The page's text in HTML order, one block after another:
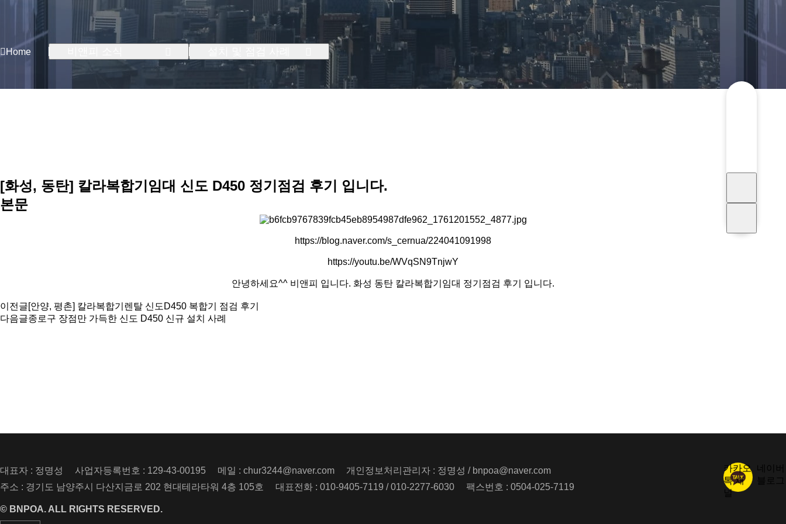
Home
[화성, 동탄] 칼라복합기임대 신도 D450 정기점검 후기 입니다.
본문
https://blog.naver.com/s_cernua/224041091998
https://youtu.be/WVqSN9TnjwY
안녕하세요^^ 비앤피 입니다. 화성 동탄 칼라복합기임대 정기점검 후기 입니다.
이전글[안양, 평촌] 칼라복합기렌탈 신도D450 복합기 점검 후기
다음글종로구 장점만 가득한 신도 D450 신규 설치 사례
대표자 : 정명성 사업자등록번호 : 129-43-00195 메일 : chur3244@naver.com
개인정보처리관리자 : 정명성 / bnpoa@naver.com
주소 : 경기도 남양주시 다산지금로 202 현대테라타워 4층 105호
대표전화 : 010-9405-7119 /010-2277-6030 팩스번호 : 0504-025-7119
© BNPOA. ALL RIGHTS RESERVED.
카카오
톡 채
널
네이버
블로그